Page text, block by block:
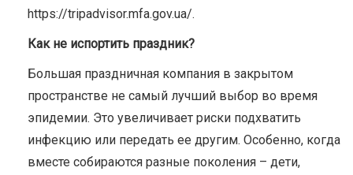
https://tripadvisor.mfa.gov.ua/.
Как не испортить праздник?
Большая праздничная компания в закрытом
пространстве не самый лучший выбор во время
эпидемии. Это увеличивает риски подхватить
инфекцию или передать ее другим. Особенно, когда
вместе собираются разные поколения – дети,